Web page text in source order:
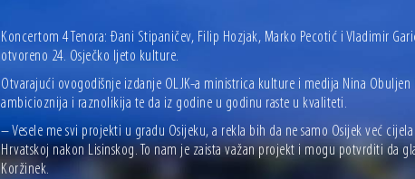
Koncertom 4 Tenora: Đani Stipaničev, Filip Hozjak, Marko Pecotić i Vladimir
otvoreno 24. Osječko ljeto kulture.
Otvarajući ovogodišnje izdanje OLJK-a ministrica kulture i medija Nina
ambicioznija i raznolikija te da iz godine u godinu raste u kvaliteti.
– Vesele me svi projekti u gradu Osijeku, a rekla bih da ne samo Osijek već
Hrvatskoj nakon Lisinskog. To nam je zaista važan projekt i mogu potvrditi da
Koržinek.